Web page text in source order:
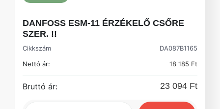
DANFOSS ESM-11 ÉRZÉKELŐ CSŐRE
SZER. !!
Cikkszám
DA087B1165
Nettó ár:
18 185 Ft
Bruttó ár: 23 094 Ft